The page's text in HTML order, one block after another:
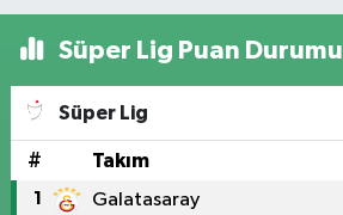
Süper Lig Puan Durumu
Süper Lig
# Takım
1 Galatasaray